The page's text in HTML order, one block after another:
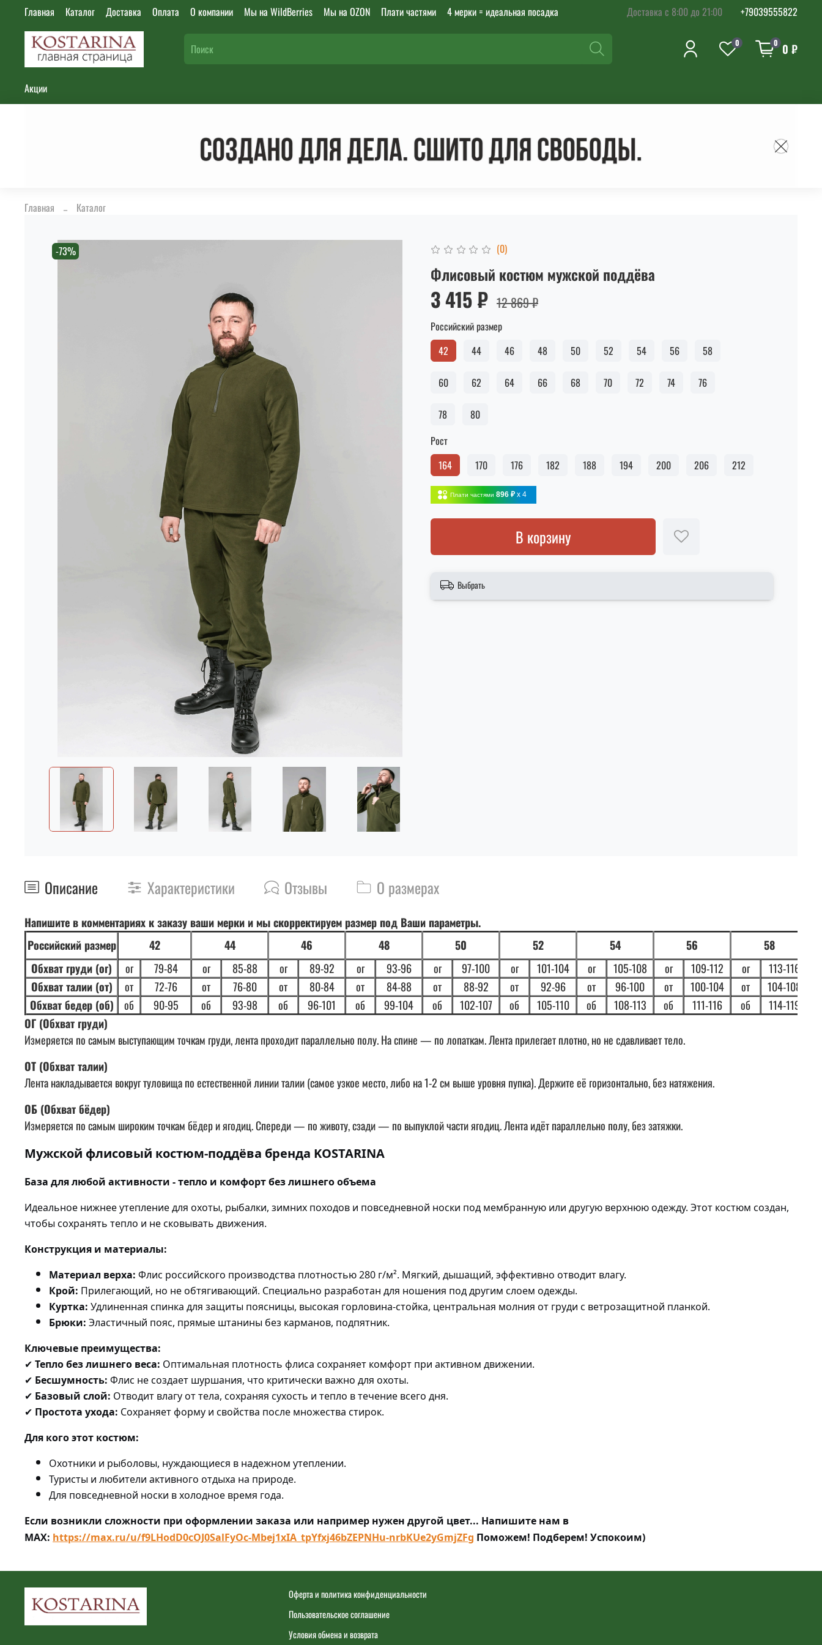
Главная Каталог Доставка Оплата О компании Мы на WildBerries Мы на OZON Плати частями 4 мерки = идеальная посадка Доставка с 8:00 до 21:00 +79039555822
0 0 0 ₽
Акции
Главная Каталог
-73% (0)
Флисовый костюм мужской поддёва
3 415 ₽ 12 869 ₽
Плати частями 896 ₽ x 4
В корзину
Российский размер
42
44 46 48 50 52 54 56 58
60 62 64 66 68 70 72 74 76
78
80
Рост
164
170 176 182 188 194 200 206 212
Выбрать
Описание Характеристики Отзывы О размерах
Напишите в комментариях к заказу ваши мерки и мы скорректируем размер под Ваши параметры.
Российский размер
42 44 46 48 50 52 54 56
58
Обхват груди (ог)
ог 79-84 ог 85-88 ог 89-92 ог 93-96 ог 97-100 ог 101-104 ог 105-108 ог 109-112 ог 113-116
Обхват талии (от)
от 72-76 от 76-80 от 80-84 от 84-88 от 88-92 от 92-96 от 96-100 от 100-104 от 104-108
Обхват бедер (об)
об 90-95 об 93-98 об 96-101 об 99-104 об 102-107 об 105-110 об 108-113 об 111-116 об 114-119
ОГ (Обхват груди)
Измеряется по самым выступающим точкам груди, лента проходит параллельно полу. На спине — по лопаткам. Лента прилегает плотно, но не сдавливает тело.
ОТ (Обхват талии)
Лента накладывается вокруг туловища по естественной линии талии (самое узкое место, либо на 1-2 см выше уровня пупка). Держите её горизонтально, без натяжения.
ОБ (Обхват бёдер)
Измеряется по самым широким точкам бёдер и ягодиц. Спереди — по животу, сзади — по выпуклой части ягодиц. Лента идёт параллельно полу, без затяжки.
Мужской флисовый костюм-поддёва бренда KOSTARINA
База для любой активности - тепло и комфорт без лишнего объема
Идеальное нижнее утепление для охоты, рыбалки, зимних походов и повседневной носки под мембранную или другую верхнюю одежду. Этот костюм создан,
чтобы сохранять тепло и не сковывать движения.
Конструкция и материалы:
Материал верха: Флис российского производства плотностью 280 г/м². Мягкий, дышащий, эффективно отводит влагу.
Крой: Прилегающий, но не обтягивающий. Специально разработан для ношения под другим слоем одежды.
Куртка: Удлиненная спинка для защиты поясницы, высокая горловина-стойка, центральная молния от груди с ветрозащитной планкой.
Брюки: Эластичный пояс, прямые штанины без карманов, подпятник.
Ключевые преимущества:
✔ Тепло без лишнего веса: Оптимальная плотность флиса сохраняет комфорт при активном движении.
✔ Бесшумность: Флис не создает шуршания, что критически важно для охоты.
✔ Базовый слой: Отводит влагу от тела, сохраняя сухость и тепло в течение всего дня.
✔ Простота ухода: Сохраняет форму и свойства после множества стирок.
Для кого этот костюм:
Охотники и рыболовы, нуждающиеся в надежном утеплении.
Туристы и любители активного отдыха на природе.
Для повседневной носки в холодное время года.
Если возникли сложности при оформлении заказа или например нужен другой цвет... Напишите нам в
MAX: https://max.ru/u/f9LHodD0cOJ0SalFyOc-Mbej1xIA_tpYfxj46bZEPNHu-nrbKUe2yGmjZFg Поможем! Подберем! Успокоим)
Оферта и политика конфиденциальности
Пользовательское соглашение
Условия обмена и возврата